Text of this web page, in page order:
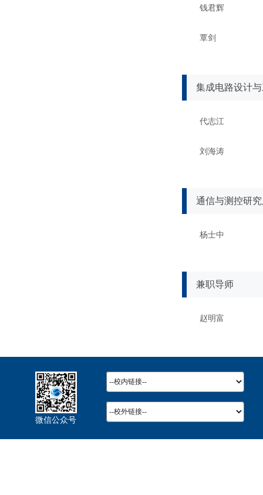
钱君辉
覃剑
集成电路设计
代志江
刘海涛
通信与测控研
杨士中
兼职导师
赵明富
微信公众号